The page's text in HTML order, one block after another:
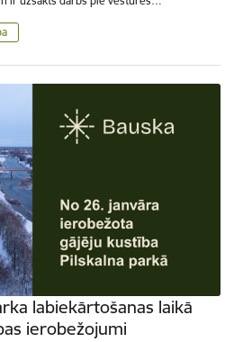
labiekārtošanas laikā
ierobežojumi